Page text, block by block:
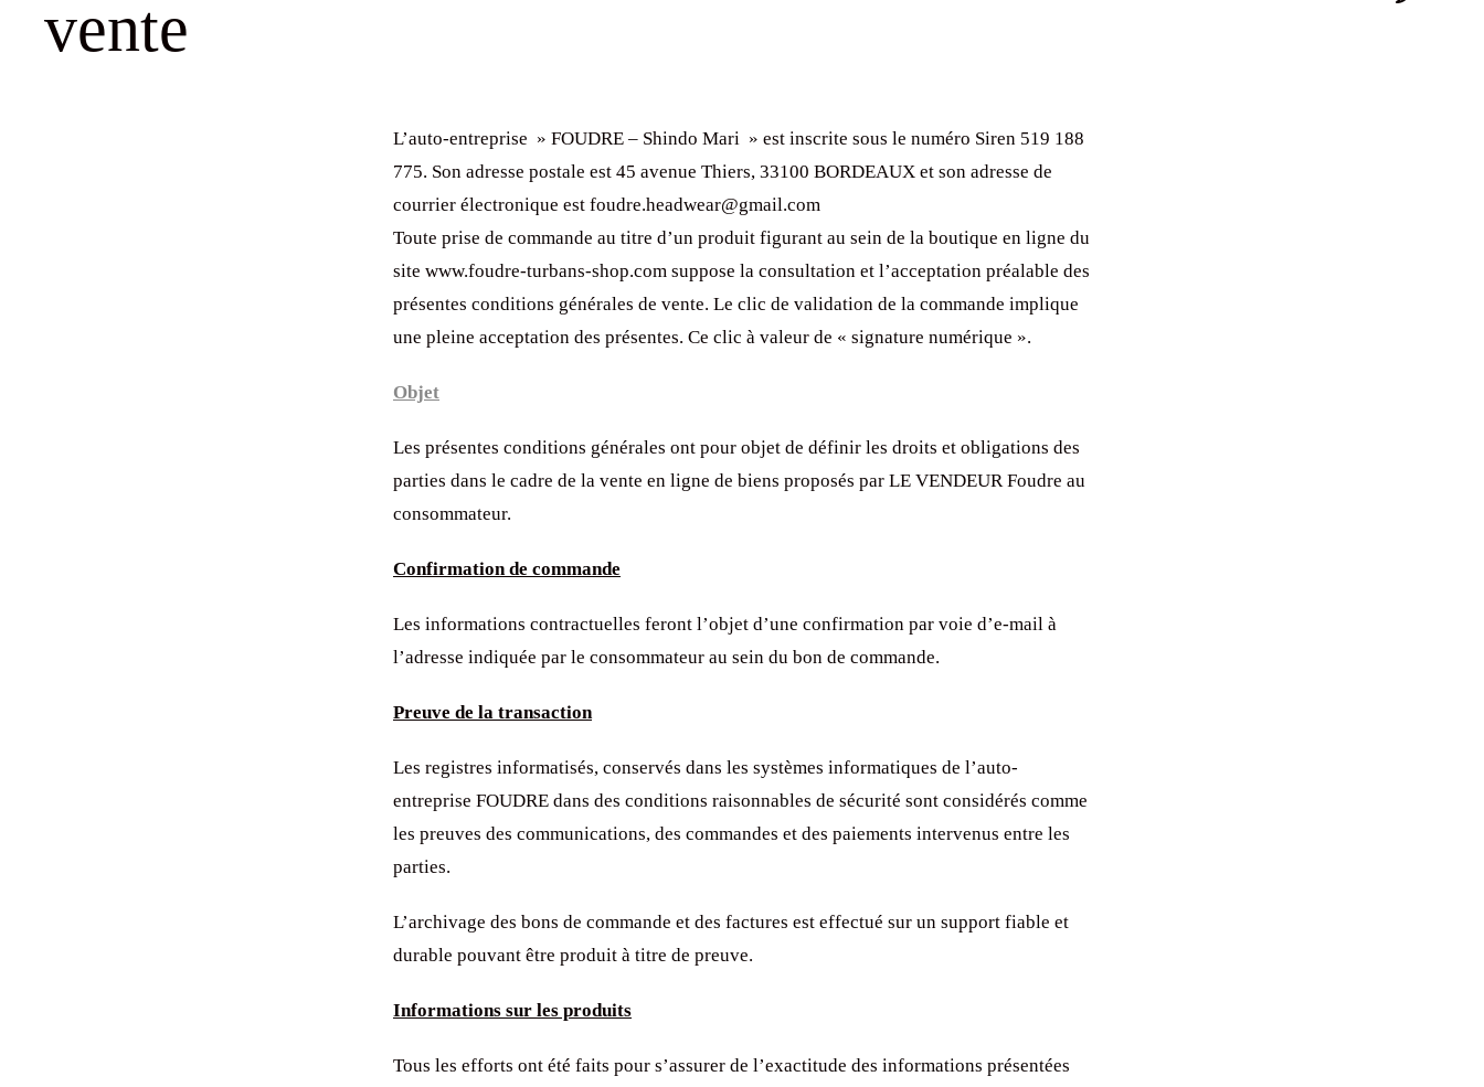
vente
L’auto-entreprise » FOUDRE – Shindo Mari » est inscrite sous le numéro Siren 519 188
775. Son adresse postale est 45 avenue Thiers, 33100 BORDEAUX et son adresse de
courrier électronique est foudre.headwear@gmail.com
Toute prise de commande au titre d’un produit figurant au sein de la boutique en ligne du
site www.foudre-turbans-shop.com suppose la consultation et l’acceptation préalable des
présentes conditions générales de vente. Le clic de validation de la commande implique
une pleine acceptation des présentes. Ce clic à valeur de « signature numérique ».
Objet
Les présentes conditions générales ont pour objet de définir les droits et obligations des
parties dans le cadre de la vente en ligne de biens proposés par LE VENDEUR Foudre au
consommateur.
Confirmation de commande
Les informations contractuelles feront l’objet d’une confirmation par voie d’e-mail à
l’adresse indiquée par le consommateur au sein du bon de commande.
Preuve de la transaction
Les registres informatisés, conservés dans les systèmes informatiques de l’auto-
entreprise FOUDRE dans des conditions raisonnables de sécurité sont considérés comme
les preuves des communications, des commandes et des paiements intervenus entre les
parties.
L’archivage des bons de commande et des factures est effectué sur un support fiable et
durable pouvant être produit à titre de preuve.
Informations sur les produits
Tous les efforts ont été faits pour s’assurer de l’exactitude des informations présentées